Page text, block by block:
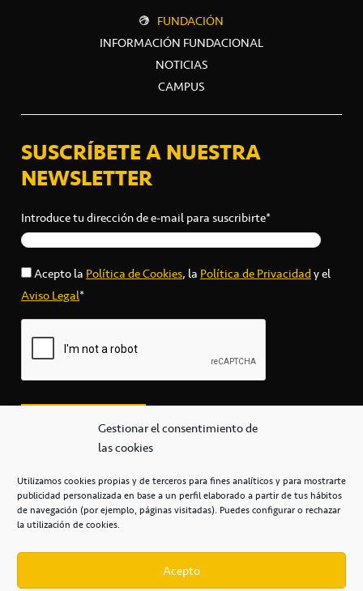
Gestionar el consentimiento de
las cookies
Utilizamos cookies propias y de terceros para fines analíticos y para mostrarte
publicidad personalizada en base a un perfil elaborado a partir de tus hábitos
de navegación (por ejemplo, páginas visitadas). Puedes configurar o rechazar
la utilización de cookies.
Acepto
FUNDACIÓN
INFORMACIÓN FUNDACIONAL
NOTICIAS
CAMPUS
SUSCRÍBETE A NUESTRA
NEWSLETTER
Introduce tu dirección de e-mail para suscribirte*
Acepto laPolítica de Cookies, laPolítica de Privacidady el
Aviso Legal*
secretaria@cbcanarias.es
+34 922 253 684
Casa del Deporte / 38108 – La Laguna